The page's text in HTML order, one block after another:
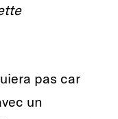
pas car
un